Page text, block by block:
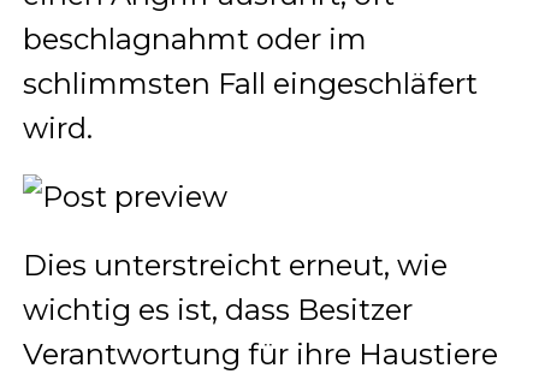
beschlagnahmt oder im
schlimmsten Fall eingeschläfert
wird.
Dies unterstreicht erneut, wie
wichtig es ist, dass Besitzer
Verantwortung für ihre Haustiere